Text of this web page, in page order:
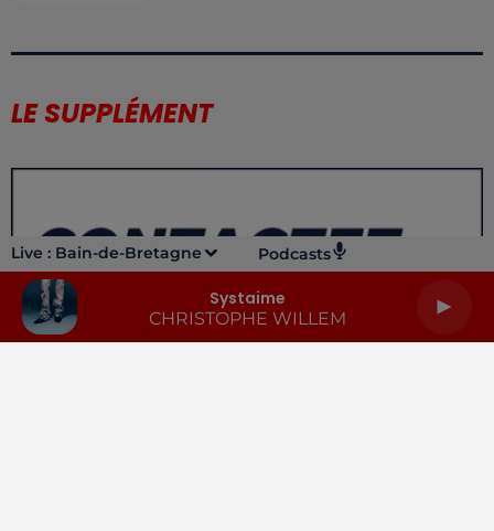
Live : Bain-de-Bretagne Podcasts
Systaime
CHRISTOPHE WILLEM
LE SUPPLÉMENT